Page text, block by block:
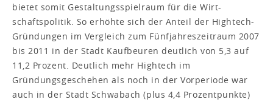
bietet somit Gestaltungsspielraum für die Wirt-
schaftspolitik. So erhöhte sich der Anteil der Hightech-
Gründungen im Vergleich zum Fünfjahreszeitraum 2007
bis 2011 in der Stadt Kaufbeuren deutlich von 5,3 auf
11,2 Prozent. Deutlich mehr Hightech im
Gründungsgeschehen als noch in der Vorperiode war
auch in der Stadt Schwabach (plus 4,4 Prozentpunkte)